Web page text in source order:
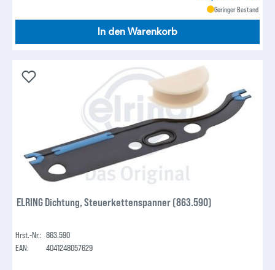
Geringer Bestand
In den Warenkorb
ELRING Dichtung, Steuerkettenspanner (863.590)
Hrst.-Nr.: 863.590
EAN:
4041248057629